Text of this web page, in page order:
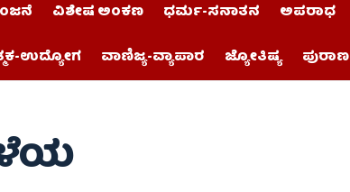
ವಿಶೇಷ ಅಂಕಣ ಧರ್ಮ-ಸನಾತನ
ಅಪರಾಧ
ಉದ್ಯೋಗ ವಾಣಿಜ್ಯ-ವ್ಯಾಪಾರ ಜ್ಯೋತಿಷ್ಯ ಪುರಾಣ